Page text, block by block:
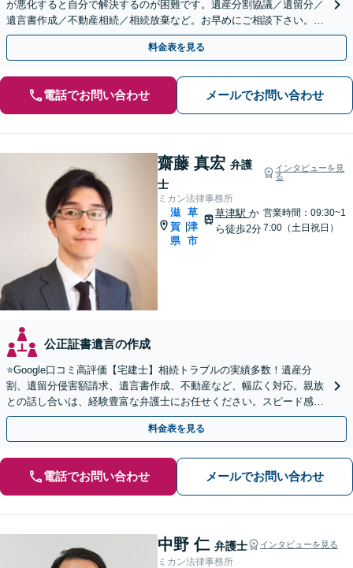
が悪化すると自分で解決するのが困難です。遺産分割協議／遺留分／
遺言書作成／不動産相続／相続放棄など。お早めにご相談下さい。
【相続・遺言に関する初回相談６０分無料】【駐車場あり】
料金表を見る
電話でお問い合わせ メールでお問い合わせ
齋藤 真宏 弁護
士
インタビューを見
る
ミカン法律事務所
滋
賀
県
|
草
津
市
草津駅か
ら徒歩2分
営業時間：09:30~1
7:00（土日祝日）
公正証書遺言の作成
⭐️Google口コミ高評価【宅建士】相続トラブルの実績多数！遺産分
割、遺留分侵害額請求、遺言書作成、不動産など、幅広く対応。親族
との話し合いは、経験豊富な弁護士にお任せください。スピード感を
重視【予約で夜間・休日対応可】【駐車場あり】
料金表を見る
電話でお問い合わせ メールでお問い合わせ
中野 仁 弁護士 インタビューを見る
ミカン法律事務所